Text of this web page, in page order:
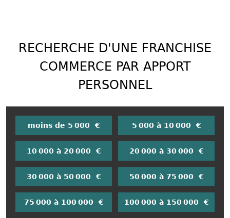
RECHERCHE D'UNE FRANCHISE
COMMERCE PAR APPORT
PERSONNEL
moins de 5 000 € 5 000 à 10 000 €
10 000 à 20 000 € 20 000 à 30 000 €
30 000 à 50 000 € 50 000 à 75 000 €
75 000 à 100 000 € 100 000 à 150 000 €